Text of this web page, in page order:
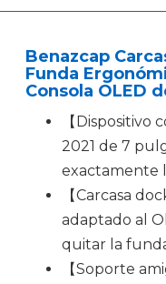
Benazcap
Funda
Consola OLED
【
2021 de 7
exactamente
【Carcasa
adaptado al
quitar la
【Soporte